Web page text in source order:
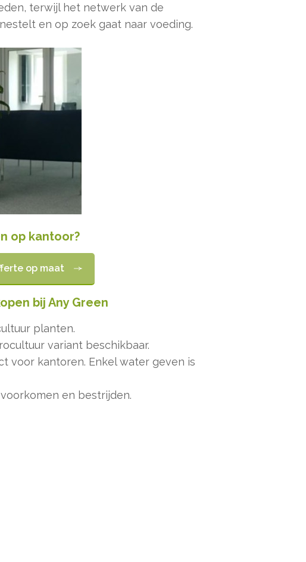
terwijl het netwerk van de
en op zoek gaat naar voeding.
op kantoor?
op maat
bij Any Green
planten.
variant beschikbaar.
voor kantoren. Enkel water geven is
en bestrijden.